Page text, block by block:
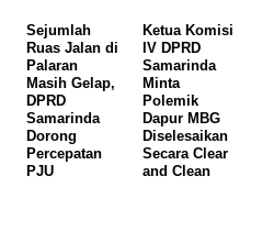
Sejumlah
Ruas Jalan di
Palaran
Masih Gelap,
DPRD
Samarinda
Dorong
Percepatan
PJU
Ketua Komisi
IV DPRD
Samarinda
Minta
Polemik
Dapur MBG
Diselesaikan
Secara Clear
and Clean